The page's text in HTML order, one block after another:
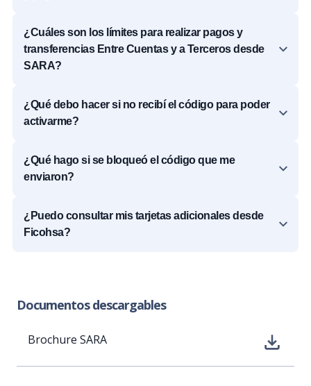
¿Cuáles son los límites para realizar pagos y
transferencias Entre Cuentas y a Terceros desde
SARA?
¿Qué debo hacer si no recibí el código para poder
activarme?
¿Qué hago si se bloqueó el código que me
enviaron?
¿Puedo consultar mis tarjetas adicionales desde
Ficohsa?
Documentos descargables
Brochure SARA